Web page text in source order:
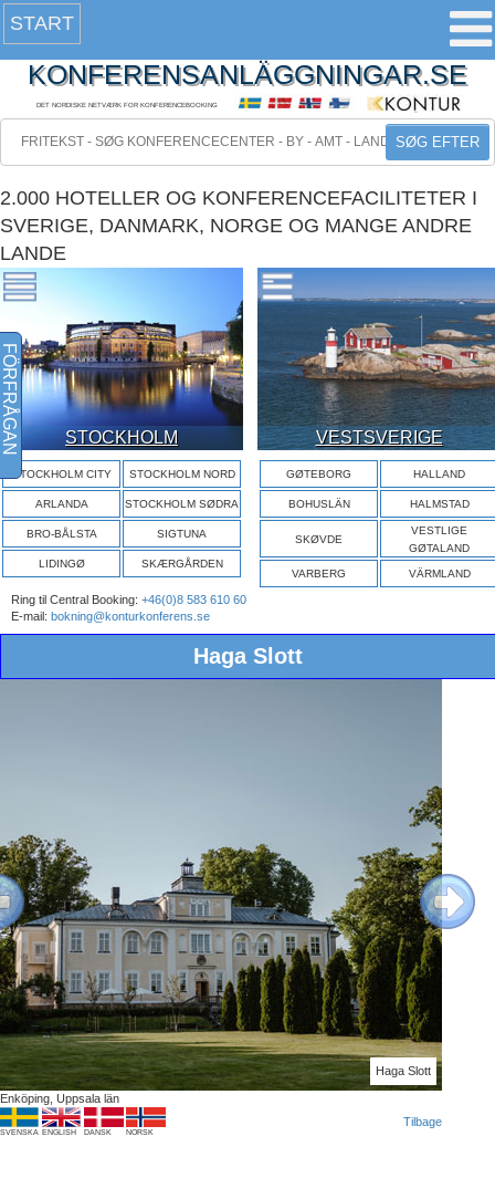
START
KONFERENSANLÄGGNINGAR.SE
DET NORDISKE NETVÆRK FOR KONFERENCEBOOKING
SØG EFTER
2.000 HOTELLER OG KONFERENCEFACILITETER I
SVERIGE, DANMARK, NORGE OG MANGE ANDRE
LANDE
STOCKHOLM
STOCKHOLM CITY STOCKHOLM NORD
ARLANDA STOCKHOLM SØDRA
BRO-BÅLSTA SIGTUNA
LIDINGØ SKÆRGÅRDEN
VESTSVERIGE
GØTEBORG HALLAND
BOHUSLÄN HALMSTAD
SKØVDE
VESTLIGE
GØTALAND
VARBERG VÄRMLAND
Ring til Central Booking: +46(0)8 583 610 60
E-mail: bokning@konturkonferens.se
Haga Slott
Haga Slott
Next
Enköping, Uppsala län
SVENSKA ENGLISH DANSK NORSK
Tilbage
FÖRFRÅGAN